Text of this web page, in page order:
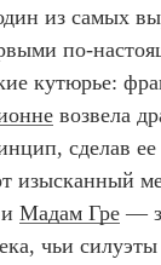
из самых
по-
кутюрье:
возвела
сделав
изысканный
Мадам Гре —
чьи